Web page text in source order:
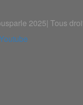
2025| Tous